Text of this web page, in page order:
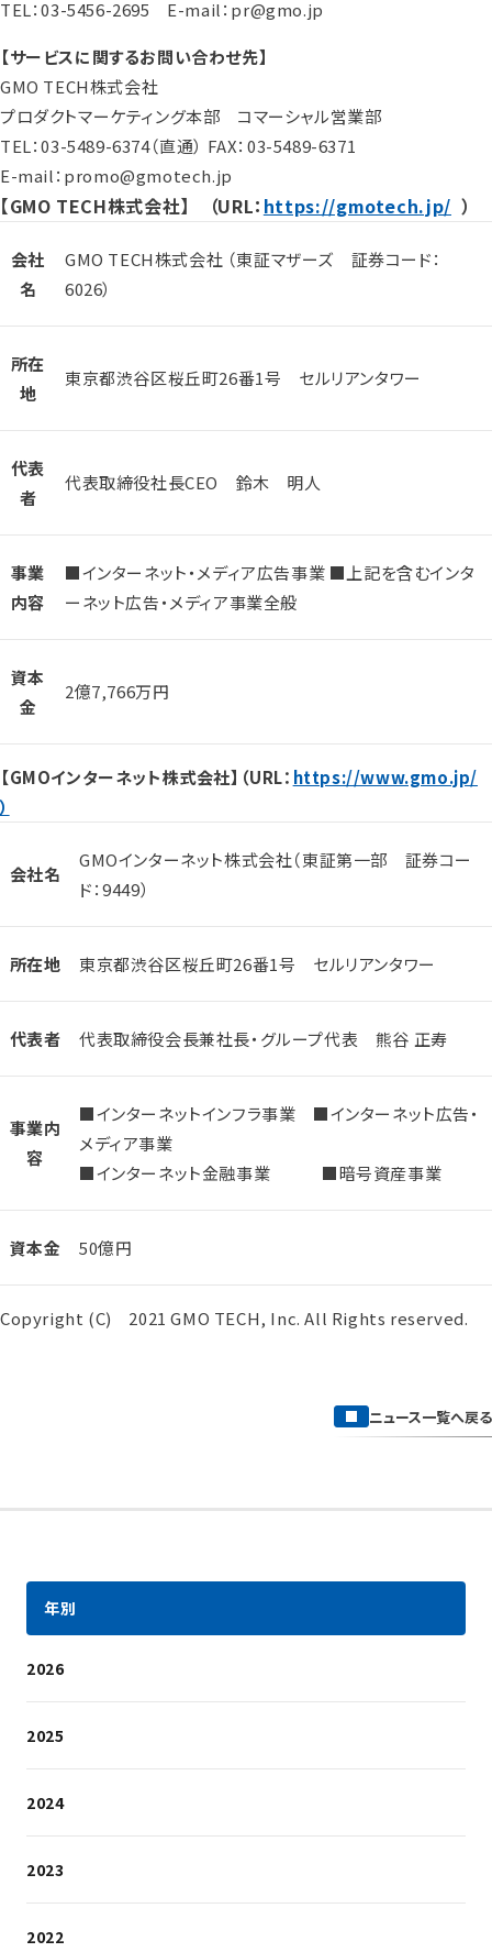
TEL：03-5456-2695 E-mail：pr@gmo.jp
【サービスに関するお問い合わせ先】
GMO TECH株式会社
プロダクトマーケティング本部 コマーシャル営業部
TEL：03-5489-6374（直通） FAX：03-5489-6371
E-mail：promo@gmotech.jp
【GMO TECH株式会社】 （URL： https://gmotech.jp/ ）
会社
名
GMO TECH株式会社 （東証マザーズ 証券コード：
6026）
所在
地
東京都渋谷区桜丘町26番1号 セルリアンタワー
代表
者
代表取締役社長CEO 鈴木 明人
事業
内容
■インターネット・メディア広告事業 ■上記を含むインタ
ーネット広告・メディア事業全般
資本
金
2億7,766万円
【GMOインターネット株式会社】（URL： https://www.gmo.jp/
）
会社名
GMOインターネット株式会社（東証第一部 証券コー
ド：9449）
所在地 東京都渋谷区桜丘町26番1号 セルリアンタワー
代表者 代表取締役会長兼社長・グループ代表 熊谷 正寿
事業内
容
■インターネットインフラ事業 ■インターネット広告・
メディア事業
■インターネット金融事業 ■暗号資産事業
資本金 50億円
Copyright (C) 2021 GMO TECH, Inc. All Rights reserved.
ニュース一覧へ戻る
年別
2026
2025
2024
2023
2022